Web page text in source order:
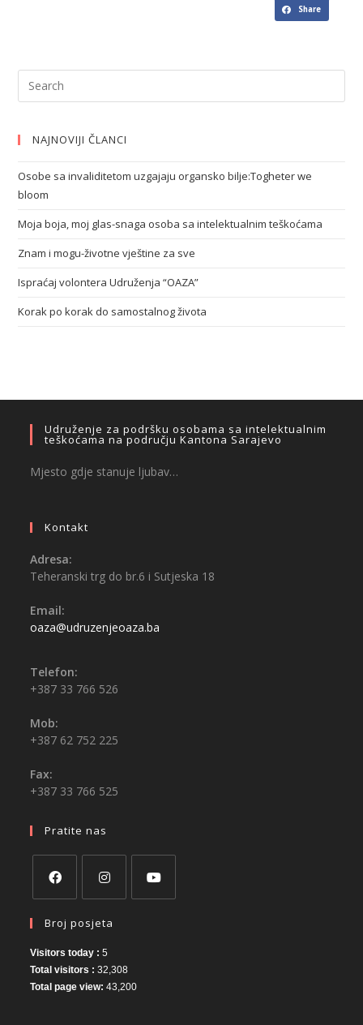
Share
NAJNOVIJI ČLANCI
Osobe sa invaliditetom uzgajaju organsko bilje:Togheter we
bloom
Moja boja, moj glas-snaga osoba sa intelektualnim teškoćama
Znam i mogu-životne vještine za sve
Ispraćaj volontera Udruženja “OAZA”
Korak po korak do samostalnog života
Udruženje za podršku osobama sa intelektualnim
teškoćama na području Kantona Sarajevo
Mjesto gdje stanuje ljubav…
Kontakt
Adresa:
Teheranski trg do br.6 i Sutjeska 18
Email:
oaza@udruzenjeoaza.ba
Telefon:
+387 33 766 526
Mob:
+387 62 752 225
Fax:
+387 33 766 525
Pratite nas
Broj posjeta
Visitors today :5
Total visitors :32,308
Total page view:43,200